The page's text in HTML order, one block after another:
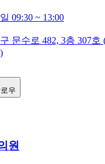
09:30 ~ 13:00
문수로 482, 3층 307호
우
원